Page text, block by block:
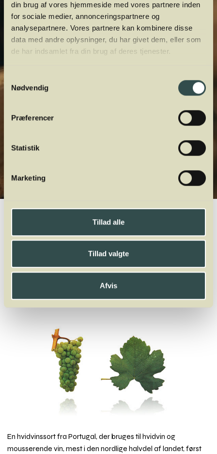
din brug af vores hjemmeside med vores partnere inden
for sociale medier, annonceringspartnere og
analysepartnere. Vores partnere kan kombinere disse
data med andre oplysninger, du har givet dem, eller som
de har indsamlet fra din brug af deres tjenester.
Nødvendig
Præferencer
Statistik
Marketing
Tillad alle
Tillad valgte
Afvis
Winelab.dk Vinviden vinordbog Druesorter Gouveio
A B C D E F G H I J K L M N O P Q R S T U V W
Jacquère
Gouveio
En hvidvinssort fra Portugal, der bruges til hvidvin og
mousserende vin, mest i den nordlige halvdel af landet, først